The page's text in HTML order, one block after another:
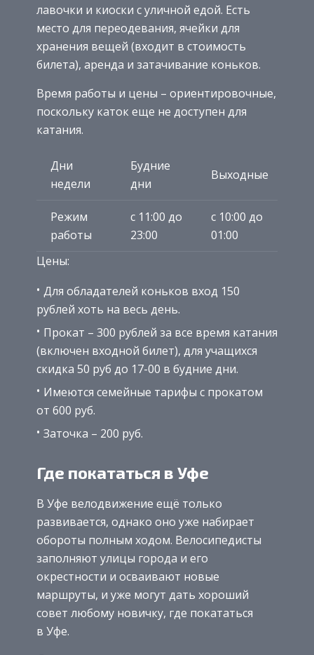
лавочки и киоски с уличной едой. Есть
место для переодевания, ячейки для
хранения вещей (входит в стоимость
билета), аренда и затачивание коньков.
Время работы и цены – ориентировочные,
поскольку каток еще не доступен для
катания.
Дни
недели
Будние
дни
Выходные
Режим
работы
с 11:00 до
23:00
с 10:00 до
01:00
Цены:
Для обладателей коньков вход 150
рублей хоть на весь день.
Прокат – 300 рублей за все время катания
(включен входной билет), для учащихся
скидка 50 руб до 17-00 в будние дни.
Имеются семейные тарифы с прокатом
от 600 руб.
Заточка – 200 руб.
Где покататься в Уфе
В Уфе велодвижение ещё только
развивается, однако оно уже набирает
обороты полным ходом. Велосипедисты
заполняют улицы города и его
окрестности и осваивают новые
маршруты, и уже могут дать хороший
совет любому новичку, где покататься
в Уфе.